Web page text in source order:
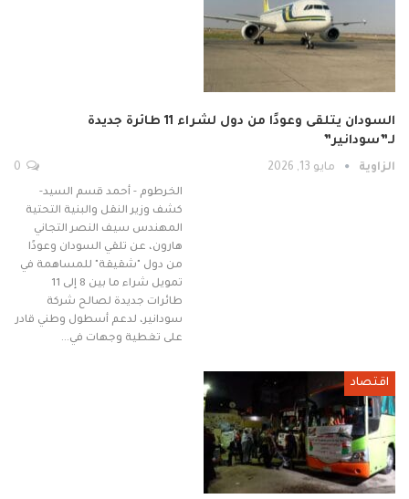
السودان يتلقى وعودًا من دول لشراء 11 طائرة جديدة
لـ”سودانير”
الزاوية مايو 13, 2026
الخرطوم - أحمد قسم السيد-
كشف وزير النقل والبنية التحتية
المهندس سيف النصر التجاني
هارون، عن تلقي السودان وعودًا
من دول "شقيقة" للمساهمة في
تمويل شراء ما بين 8 إلى 11
طائرات جديدة لصالح شركة
سودانير، لدعم أسطول وطني قادر
على تغطية وجهات في…
اقتصاد